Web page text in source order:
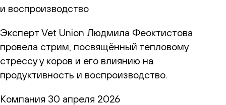
и воспроизводство
Эксперт Vet Union Людмила Феоктистова
провела стрим, посвящённый тепловому
стрессу у коров и его влиянию на
продуктивность и воспроизводство.
Компания 30 апреля 2026